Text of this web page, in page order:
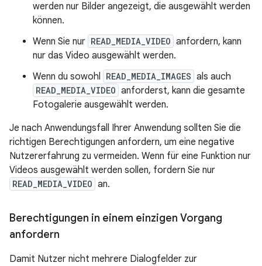
werden nur Bilder angezeigt, die ausgewählt werden
können.
Wenn Sie nur READ_MEDIA_VIDEO anfordern, kann
nur das Video ausgewählt werden.
Wenn du sowohl READ_MEDIA_IMAGES als auch
READ_MEDIA_VIDEO anforderst, kann die gesamte
Fotogalerie ausgewählt werden.
Je nach Anwendungsfall Ihrer Anwendung sollten Sie die
richtigen Berechtigungen anfordern, um eine negative
Nutzererfahrung zu vermeiden. Wenn für eine Funktion nur
Videos ausgewählt werden sollen, fordern Sie nur
READ_MEDIA_VIDEO an.
Berechtigungen in einem einzigen Vorgang
anfordern
Damit Nutzer nicht mehrere Dialogfelder zur